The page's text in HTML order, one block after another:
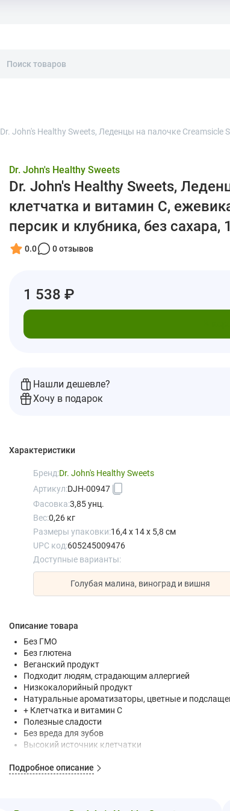
Dr. John's Healthy Sweets, Леденцы на палочке
Dr. John's Healthy Sweets
Dr. John's Healthy Sweets,
клетчатка и витамин C,
персик и клубника, без сахара,
0.0 0 отзывов
1 538 ₽
Нашли дешевле?
Хочу в подарок
Характеристики
Бренд:Dr. John's Healthy Sweets
Артикул:DJH-00947
Фасовка:3,85 унц.
Вес:0,26 кг
Размеры упаковки:16,4 x 14 x 5,8 см
UPC код:605245009476
Доступные варианты:
Голубая малина, виноград и вишня
Описание товара
Без ГМО
Без глютена
Веганский продукт
Подходит людям, страдающим аллергией
Низкокалорийный продукт
Натуральные ароматизаторы, цветные и
+ Клетчатка и витамин C
Полезные сладости
Без вреда для зубов
Высокий источник клетчатки
CRC Kosher Pareve
Подробное описание